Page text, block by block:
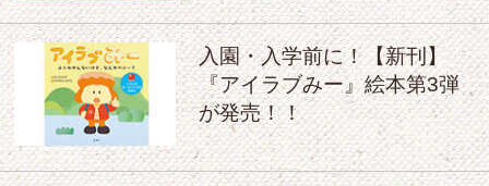
入園・入学前に！【新刊】
『アイラブみー』絵本第3弾
が発売！！